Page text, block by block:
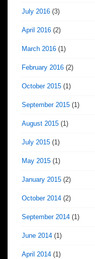
July 2016 (3)
April 2016 (2)
March 2016 (1)
February 2016 (2)
October 2015 (1)
September 2015 (1)
August 2015 (1)
July 2015 (1)
May 2015 (1)
January 2015 (2)
October 2014 (2)
September 2014 (1)
June 2014 (1)
April 2014 (1)